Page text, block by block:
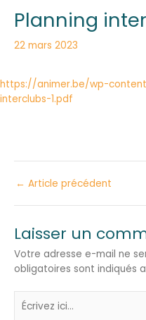
Planning
22 mars 2023
https://animer.be/wp-
interclubs-1.pdf
← Article précédent
Laisser un
Votre adresse e-mail ne
obligatoires sont indiqués
Écrivez
ici…